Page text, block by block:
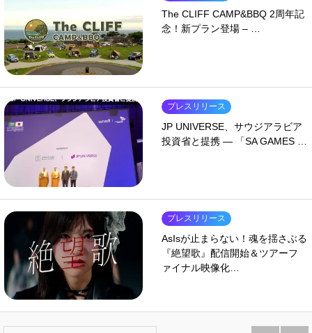
The CLIFF CAMP&BBQ 2周年記
念！新プラン登場 – …
プレスリリース
JP UNIVERSE、サウジアラビア
投資省と提携 ― 「SA GAMES …
プレスリリース
AsIsが止まらない！魂を揺さぶる
『絶望歌』配信開始＆ツアーフ
ァイナル映像化…